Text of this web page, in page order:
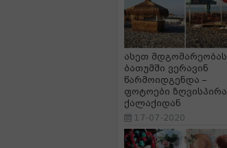
ასეთ მდგომარეობას
ბათუმში ვერავინ
წარმოიდგენდა –
ფოტოები ზღვისპირა
ქალაქიდან
17-07-2020